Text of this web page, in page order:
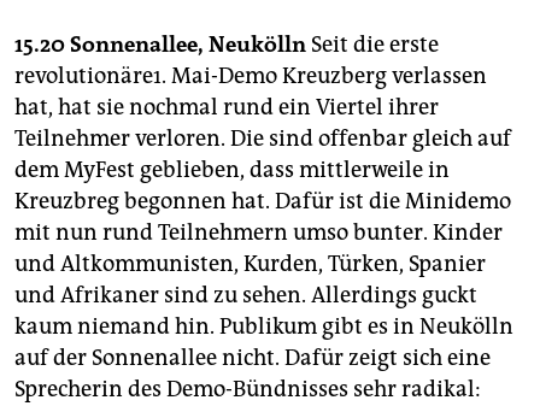
15.20 Sonnenallee, Neukölln Seit die erste
revolutionäre1. Mai-Demo Kreuzberg verlassen
hat, hat sie nochmal rund ein Viertel ihrer
Teilnehmer verloren. Die sind offenbar gleich auf
dem MyFest geblieben, dass mittlerweile in
Kreuzbreg begonnen hat. Dafür ist die Minidemo
mit nun rund Teilnehmern umso bunter. Kinder
und Altkommunisten, Kurden, Türken, Spanier
und Afrikaner sind zu sehen. Allerdings guckt
kaum niemand hin. Publikum gibt es in Neukölln
auf der Sonnenallee nicht. Dafür zeigt sich eine
Sprecherin des Demo-Bündnisses sehr radikal: